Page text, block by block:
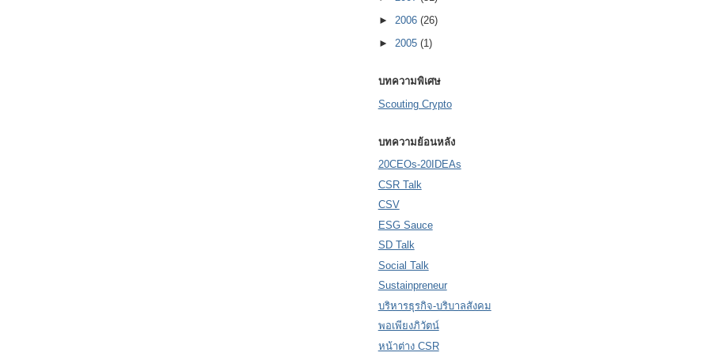
► 2006 (26)
► 2005 (1)
บทความพิเศษ
Scouting Crypto
บทความย้อนหลัง
20CEOs-20IDEAs
CSR Talk
CSV
ESG Sauce
SD Talk
Social Talk
Sustainpreneur
บริหารธุรกิจ-บริบาลสังคม
พอเพียงภิวัตน์
หน้าต่าง CSR